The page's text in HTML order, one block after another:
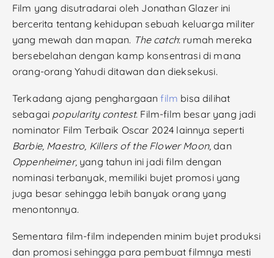
Film yang disutradarai oleh Jonathan Glazer ini
bercerita tentang kehidupan sebuah keluarga militer
yang mewah dan mapan. The catch: rumah mereka
bersebelahan dengan kamp konsentrasi di mana
orang-orang Yahudi ditawan dan dieksekusi.
Terkadang ajang penghargaanfilm bisa dilihat
sebagai popularity contest. Film-film besar yang jadi
nominator Film Terbaik Oscar 2024 lainnya seperti
Barbie, Maestro, Killers of the Flower Moon,dan
Oppenheimer, yang tahun ini jadi film dengan
nominasi terbanyak, memiliki bujet promosi yang
juga besar sehingga lebih banyak orang yang
menontonnya.
Sementara film-film independen minim bujet produksi
dan promosi sehingga para pembuat filmnya mesti